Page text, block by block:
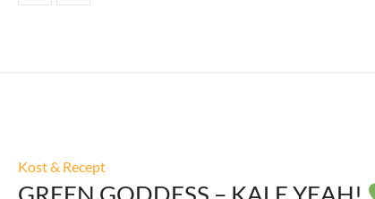
Kost & Recept